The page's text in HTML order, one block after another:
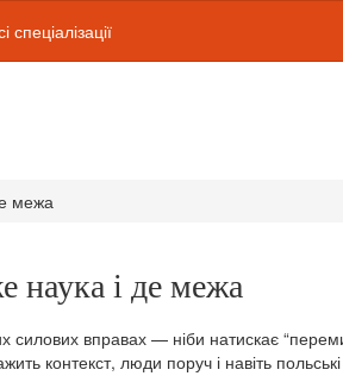
спеціалізації
межа
наука і де межа
вправах — ніби натискає
контекст, люди поруч і навіть